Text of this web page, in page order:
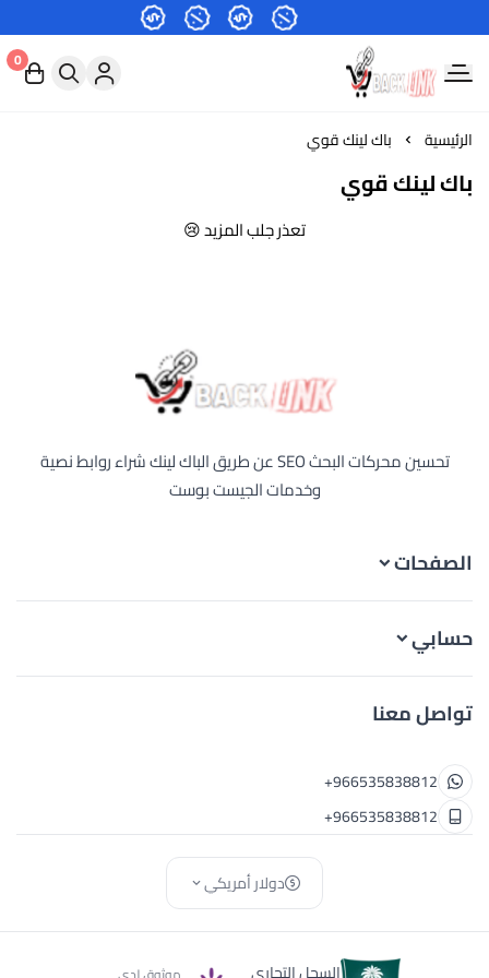
اعلانات الباك لينك-شراء روابط نصية
0
الرئيسية باك لينك قوي
باك لينك قوي
تعذر جلب المزيد 😢
تحسين محركات البحث SEO عن طريق الباك لينك شراء روابط نصية
وخدمات الجيست بوست
الصفحات
حسابي
تواصل معنا
+966535838812
+966535838812
دولار أمريكي
السجل التجاري